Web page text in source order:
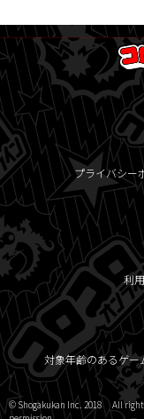
プライバシー
利
対象年齢のあるゲ
© Shogakukan Inc. 2018 All